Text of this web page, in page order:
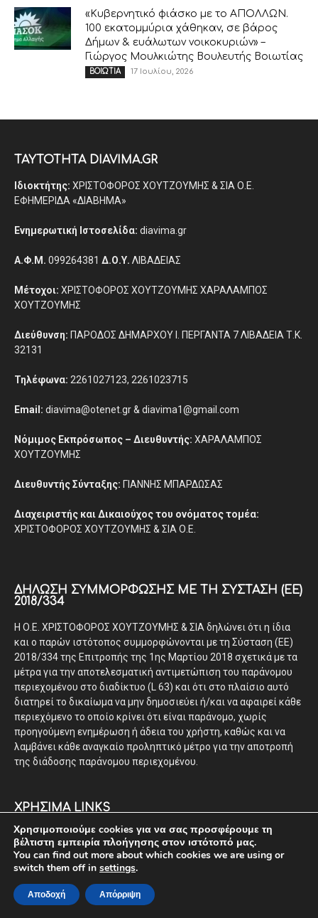
«Κυβερνητικό φιάσκο με το ΑΠΟΛΛΩΝ.
100 εκατομμύρια χάθηκαν, σε βάρος
Δήμων & ευάλωτων νοικοκυριών» –
Γιώργος Μουλκιώτης Βουλευτής Βοιωτίας
ΒΟΙΩΤΙΑ 17 Ιουλίου, 2026
ΤΑΥΤΟΤΗΤΑ DIAVIMA.GR
Ιδιοκτήτης: ΧΡΙΣΤΟΦΟΡΟΣ ΧΟΥΤΖΟΥΜΗΣ & ΣΙΑ Ο.Ε.
ΕΦΗΜΕΡΙΔΑ «ΔΙΑΒΗΜΑ»
Ενημερωτική Ιστοσελίδα: diavima.gr
Α.Φ.Μ. 099264381 Δ.Ο.Υ. ΛΙΒΑΔΕΙΑΣ
Μέτοχοι: ΧΡΙΣΤΟΦΟΡΟΣ ΧΟΥΤΖΟΥΜΗΣ ΧΑΡΑΛΑΜΠΟΣ
ΧΟΥΤΖΟΥΜΗΣ
Διεύθυνση: ΠΑΡΟΔΟΣ ΔΗΜΑΡΧΟΥ Ι. ΠΕΡΓΑΝΤΑ 7 ΛΙΒΑΔΕΙΑ Τ.Κ.
32131
Τηλέφωνα: 2261027123, 2261023715
Email: diavima@otenet.gr & diavima1@gmail.com
Νόμιμος Εκπρόσωπος – Διευθυντής: ΧΑΡΑΛΑΜΠΟΣ
ΧΟΥΤΖΟΥΜΗΣ
Διευθυντής Σύνταξης: ΓΙΑΝΝΗΣ ΜΠΑΡΔΩΣΑΣ
Διαχειριστής και Δικαιούχος του ονόματος τομέα:
ΧΡΙΣΤΟΦΟΡΟΣ ΧΟΥΤΖΟΥΜΗΣ & ΣΙΑ Ο.Ε.
ΔΉΛΩΣΗ ΣΥΜΜΌΡΦΩΣΗΣ ΜΕ ΤΗ ΣΎΣΤΑΣΗ (ΕΕ)
2018/334
Η Ο.Ε. ΧΡΙΣΤΟΦΟΡΟΣ ΧΟΥΤΖΟΥΜΗΣ & ΣΙΑ δηλώνει ότι η ίδια
και ο παρών ιστότοπος συμμορφώνονται με τη Σύσταση (ΕΕ)
2018/334 της Επιτροπής της 1ης Μαρτίου 2018 σχετικά με τα
μέτρα για την αποτελεσματική αντιμετώπιση του παράνομου
περιεχομένου στο διαδίκτυο (L 63) και ότι στο πλαίσιο αυτό
διατηρεί το δικαίωμα να μην δημοσιεύει ή/και να αφαιρεί κάθε
περιεχόμενο το οποίο κρίνει ότι είναι παράνομο, χωρίς
προηγούμενη ενημέρωση ή άδεια του χρήστη, καθώς και να
λαμβάνει κάθε αναγκαίο προληπτικό μέτρο για την αποτροπή
της διάδοσης παράνομου περιεχομένου.
ΧΡΗΣΙΜΑ LINKS
ΟΡΟΙ ΧΡΗΣΗΣ
ΕΠΙΚΟΙΝΩΝΙΑ
ΠΟΛΙΤΙΚΗ ΠΡΟΣΤΑΣΙΑΣ ΠΡΟΣΩΠΙΚΩΝ ΔΕΔΟΜΕΝΩΝ
Χρησιμοποιούμε cookies για να σας προσφέρουμε τη
βέλτιστη εμπειρία πλοήγησης στον ιστότοπό μας.
You can find out more about which cookies we are using or
switch them off in settings.
Αποδοχή Απόρριψη